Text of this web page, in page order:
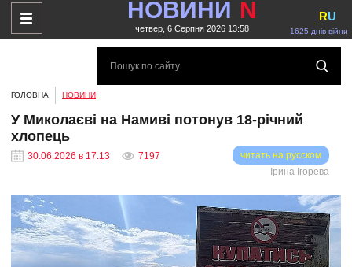
НОВИНИ N
четвер, 6 Серпня 2026 13:58 1625 днів війни
RU
ГОЛОВНА НОВИНИ
У Миколаєві на Намиві потонув 18-річний
хлопець
30.06.2026 в 17:13 7197
читать на русском
Ірина Ігорева